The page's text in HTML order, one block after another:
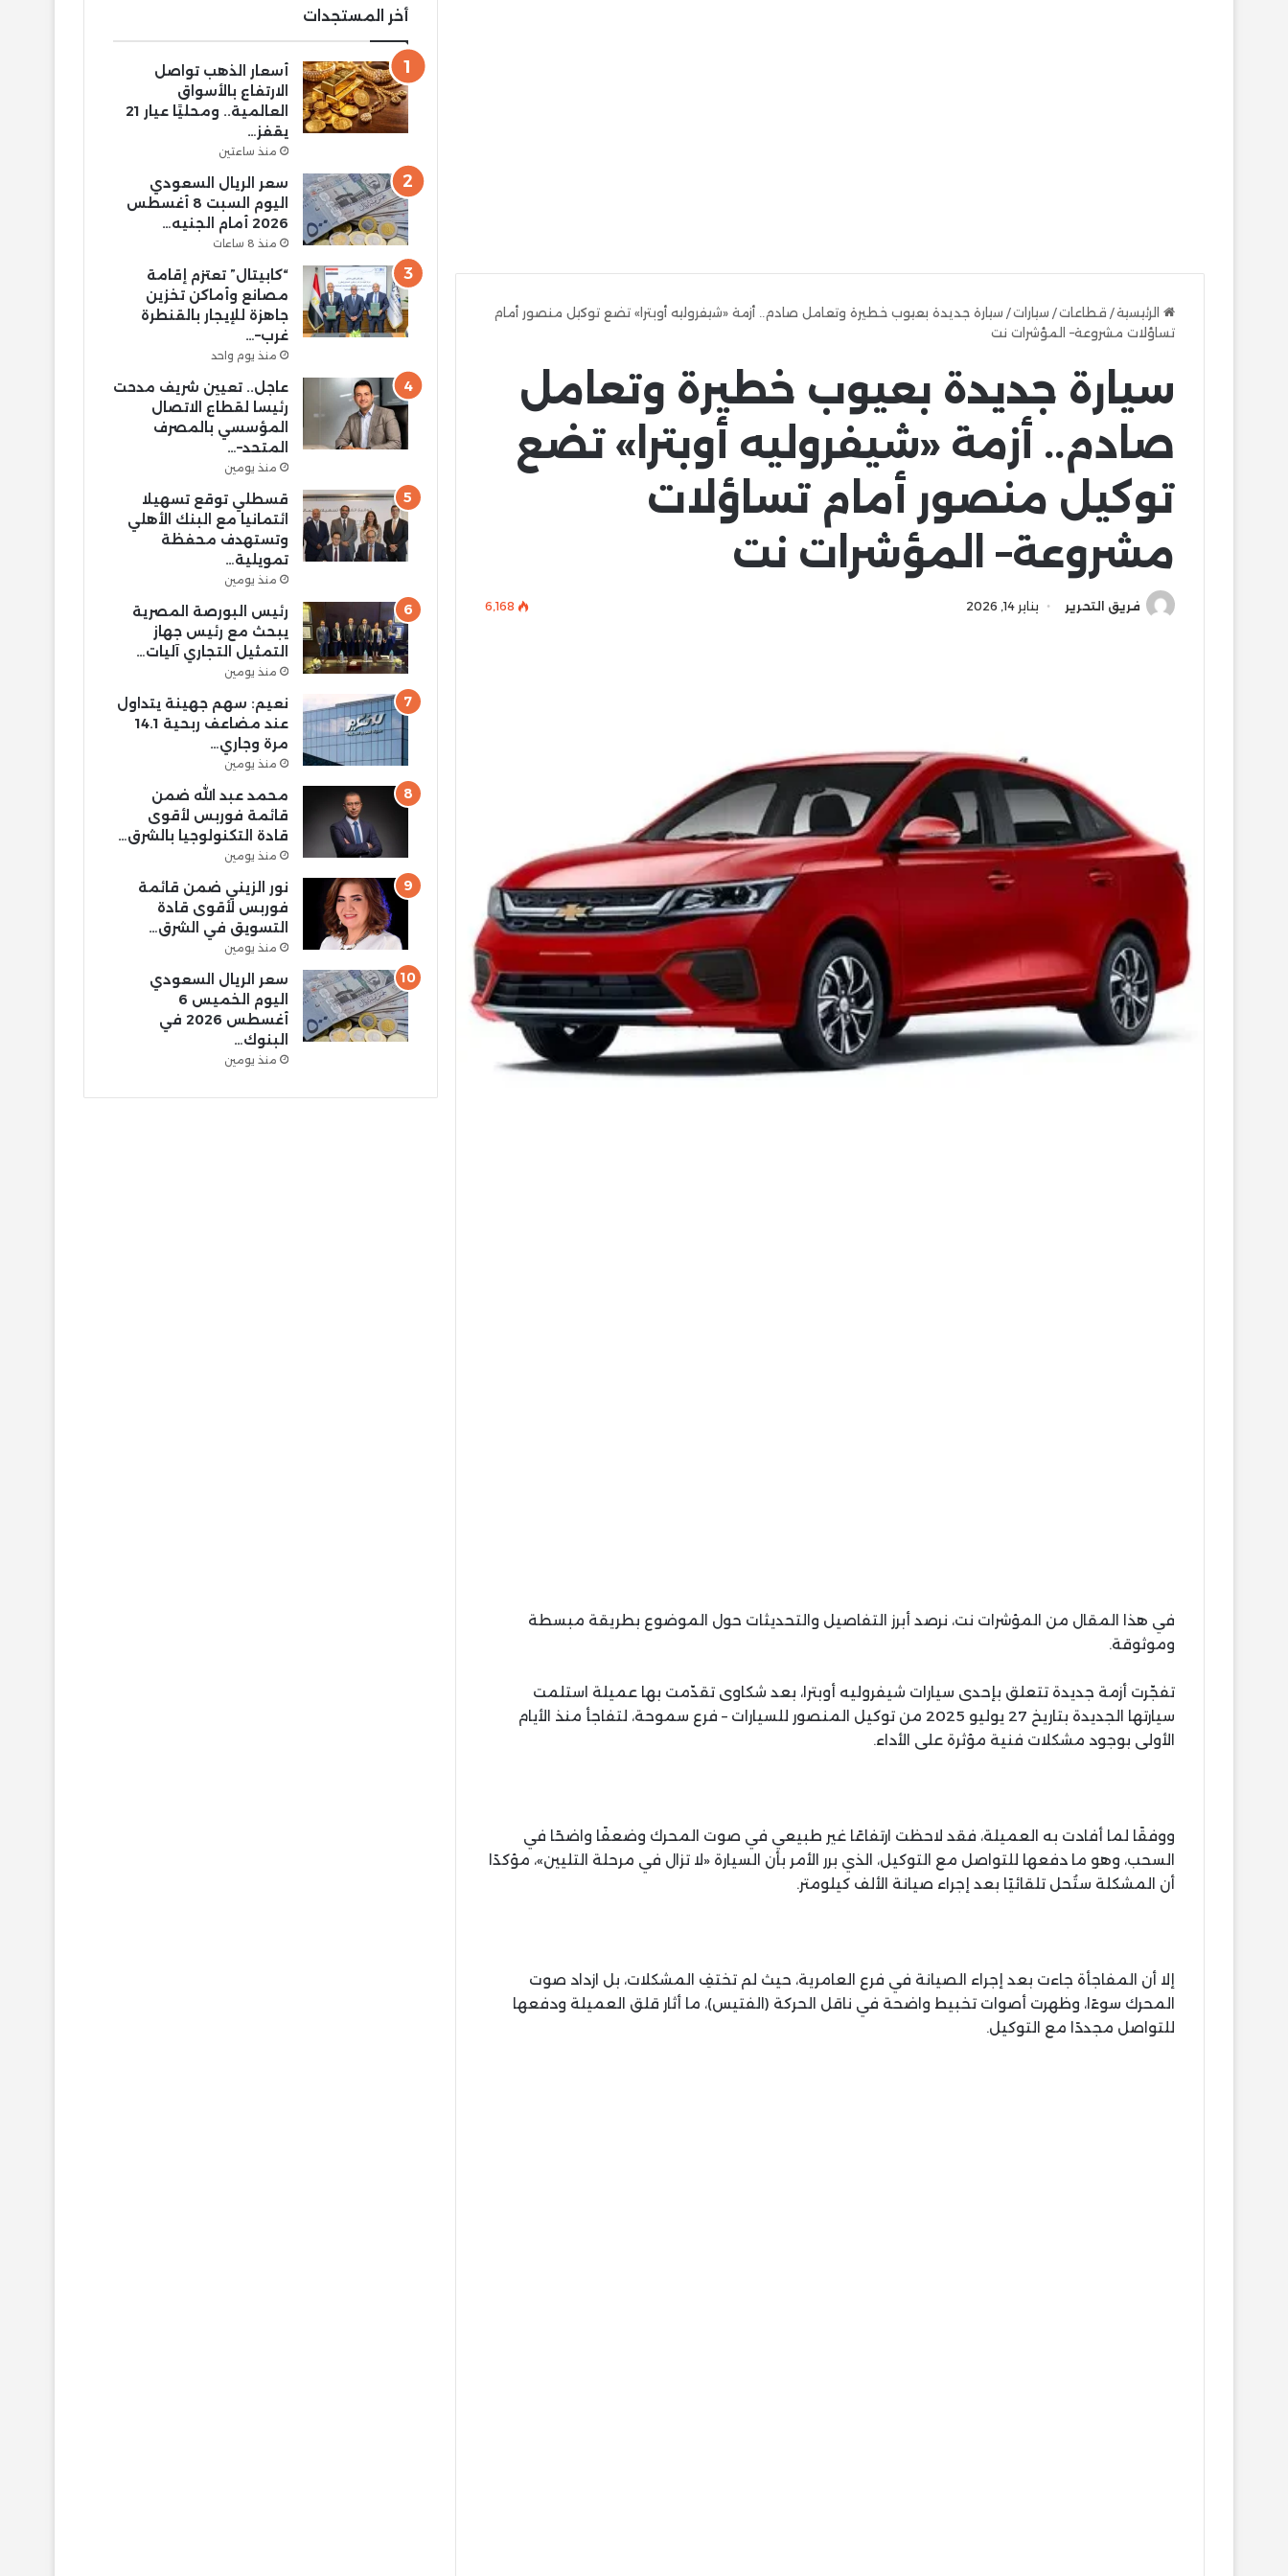
الرئيسية/ قطاعات/ سيارات/ سيارة جديدة بعيوب خطيرة وتعامل صادم.. أزمة «شيفروليه أوبترا» تضع توكيل منصور أمام
تساؤلات مشروعة– المؤشرات نت
سيارة جديدة بعيوب خطيرة وتعامل
صادم.. أزمة «شيفروليه أوبترا» تضع
توكيل منصور أمام تساؤلات
مشروعة– المؤشرات نت
فريق التحرير يناير 14, 2026 6٬168
في هذا المقال من المؤشرات نت، نرصد أبرز التفاصيل والتحديثات حول الموضوع بطريقة مبسطة
وموثوقة.
تفجّرت أزمة جديدة تتعلق بإحدى سيارات شيفروليه أوبترا، بعد شكاوى تقدّمت بها عميلة استلمت
سيارتها الجديدة بتاريخ 27 يوليو 2025 من توكيل المنصور للسيارات – فرع سموحة، لتفاجأ منذ الأيام
الأولى بوجود مشكلات فنية مؤثرة على الأداء.
ووفقًا لما أفادت به العميلة، فقد لاحظت ارتفاعًا غير طبيعي في صوت المحرك وضعفًا واضحًا في
السحب، وهو ما دفعها للتواصل مع التوكيل، الذي برر الأمر بأن السيارة «لا تزال في مرحلة التليين»، مؤكدًا
أن المشكلة ستُحل تلقائيًا بعد إجراء صيانة الألف كيلومتر.
إلا أن المفاجأة جاءت بعد إجراء الصيانة في فرع العامرية، حيث لم تختفِ المشكلات، بل ازداد صوت
المحرك سوءًا، وظهرت أصوات تخبيط واضحة في ناقل الحركة (الفتيس)، ما أثار قلق العميلة ودفعها
للتواصل مجددًا مع التوكيل.
أخر المستجدات
أسعار الذهب تواصل
الارتفاع بالأسواق
العالمية.. ومحليًا عيار 21
يقفز…
منذ ساعتين
سعر الريال السعودي
اليوم السبت 8 أغسطس
2026 أمام الجنيه…
منذ 8 ساعات
“كابيتال” تعتزم إقامة
مصانع وأماكن تخزين
جاهزة للإيجار بالقنطرة
غرب–…
منذ يوم واحد
عاجل.. تعيين شريف مدحت
رئيسا لقطاع الاتصال
المؤسسي بالمصرف
المتحد–…
منذ يومين
قسطلي توقع تسهيلا
ائتمانيا مع البنك الأهلي
وتستهدف محفظة
تمويلية…
منذ يومين
رئيس البورصة المصرية
يبحث مع رئيس جهاز
التمثيل التجاري آليات…
منذ يومين
نعيم: سهم جهينة يتداول
عند مضاعف ربحية 14.1
مرة وجاري…
منذ يومين
محمد عبد الله ضمن
قائمة فوربس لأقوى
قادة التكنولوجيا بالشرق…
منذ يومين
نور الزيني ضمن قائمة
فوربس لأقوى قادة
التسويق في الشرق…
منذ يومين
سعر الريال السعودي
اليوم الخميس 6
أغسطس 2026 في
البنوك…
منذ يومين